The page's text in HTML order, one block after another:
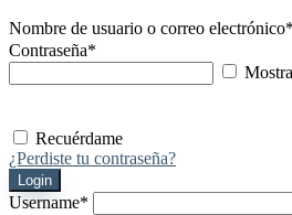
Nombre de usuario o correo electrónico*
Contraseña*
Recuérdame
¿Perdiste tu contraseña?
Login
Username*